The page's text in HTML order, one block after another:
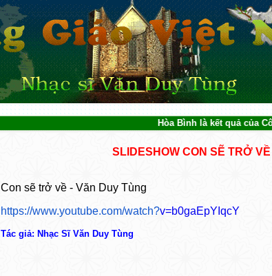
Hòa Bình là kết quả của
SLIDESHOW CON SẼ TRỞ VỀ
Con sẽ trở về - Văn Duy Tùng
https://www.youtube.com/watch?v=b0gaEpYIqcY
Tác giả: Nhạc Sĩ Văn Duy Tùng